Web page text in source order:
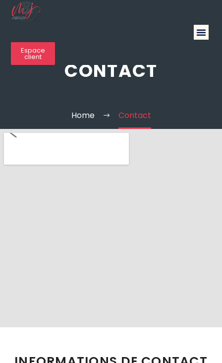
Espace
client
CONTACT
Home Contact